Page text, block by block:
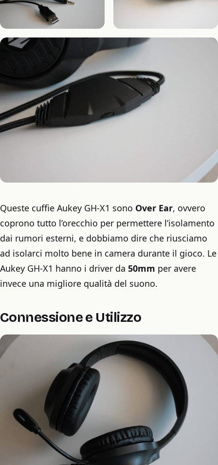
Queste cuffie Aukey GH-X1 sono Over Ear, ovvero
coprono tutto l’orecchio per permettere l’isolamento
dai rumori esterni, e dobbiamo dire che riusciamo
ad isolarci molto bene in camera durante il gioco. Le
Aukey GH-X1 hanno i driver da 50mm per avere
invece una migliore qualità del suono.
Connessione e Utilizzo